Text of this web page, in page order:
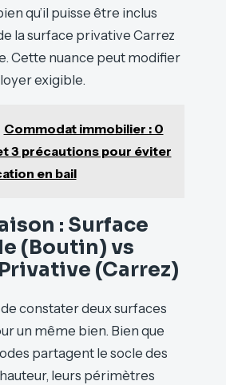
qu’il puisse être inclus
la surface privative Carrez
Cette nuance peut modifier
exigible.
Commodat immobilier : 0
3 précautions pour éviter
en bail
: Surface
(Boutin) vs
(Carrez)
constater deux surfaces
un même bien. Bien que
partagent le socle des
leurs périmètres